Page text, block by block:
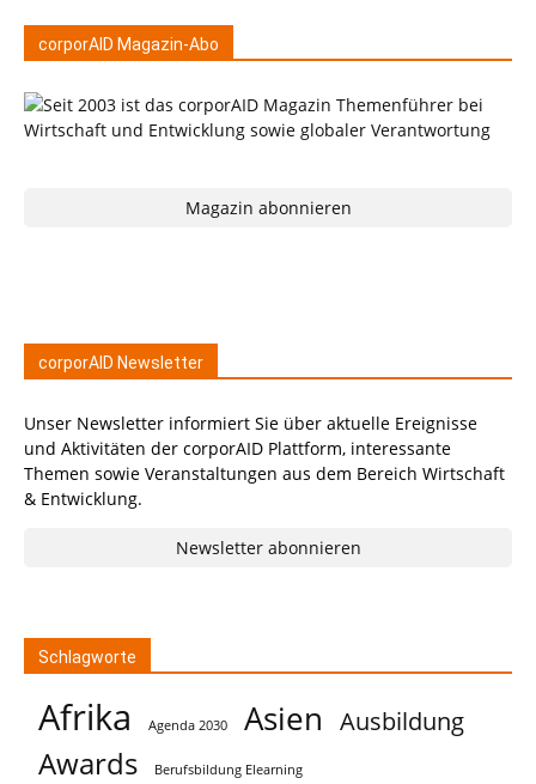
corporAID Magazin-Abo
Magazin abonnieren
corporAID Newsletter
Unser Newsletter informiert Sie über aktuelle Ereignisse
und Aktivitäten der corporAID Plattform, interessante
Themen sowie Veranstaltungen aus dem Bereich Wirtschaft
& Entwicklung.
Newsletter abonnieren
Schlagworte
Afrika Agenda 2030 Asien Ausbildung
Awards Berufsbildung Elearning